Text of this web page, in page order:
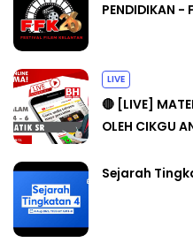
PENDIDIKAN -
LIVE
🔴 [LIVE]
OLEH CIKGU
Sejarah